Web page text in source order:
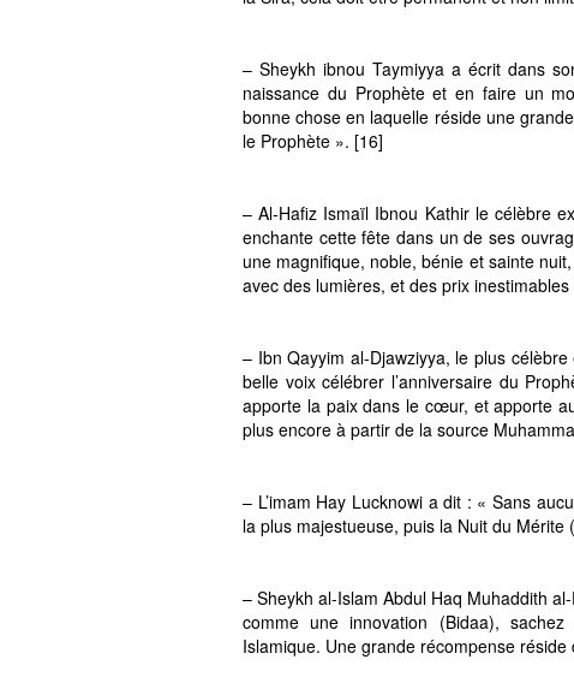
– Sheykh ibnou Taymiyya a écrit dans
naissance du Prophète et en faire un
bonne chose en laquelle réside une
le Prophète ». [16]
– Al-Hafiz Ismaïl Ibnou Kathir le célèbre
enchante cette fête dans un de ses
une magnifique, noble, bénie et sainte
avec des lumières, et des prix inestimables
– Ibn Qayyim al-Djawziyya, le plus
belle voix célébrer l’anniversaire du
apporte la paix dans le cœur, et apporte
plus encore à partir de la source
– L’imam Hay Lucknowi a dit : « Sans
la plus majestueuse, puis la Nuit du Mérite
– Sheykh al-Islam Abdul Haq Muhaddith
comme une innovation (Bidaa),
Islamique. Une grande récompense